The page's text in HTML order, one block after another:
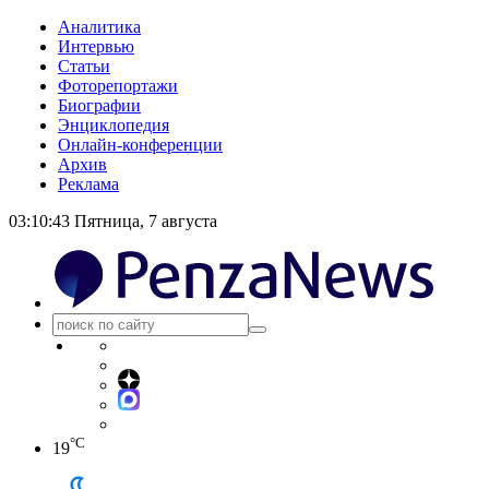
Аналитика
Интервью
Статьи
Фоторепортажи
Биографии
Энциклопедия
Онлайн-конференции
Архив
Реклама
03:10:44 Пятница, 7 августа
19°C